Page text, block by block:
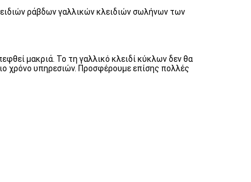
ράβδων γαλλικών κλειδιών σωλήνων των
μακριά. Το τη γαλλικό κλειδί κύκλων δεν θα
χρόνο υπηρεσιών. Προσφέρουμε επίσης πολλές